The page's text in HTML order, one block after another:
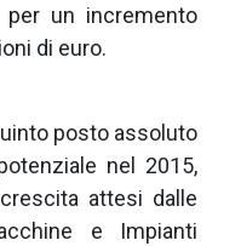
un incremento
di euro.
posto assoluto
nel 2015,
attesi dalle
e Impianti